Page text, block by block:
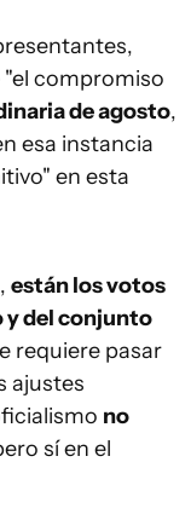
"el compromiso
de agosto,
esa instancia
en esta
están los votos
y del conjunto
requiere pasar
ajustes
no
sí en el